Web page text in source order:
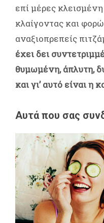
επί μέρες
κλαίγοντας και
αναξιοπρεπείς
έχει δει
θυμωμένη, άπλυτη,
και γι’ αυτό είναι η
Αυτά που σας